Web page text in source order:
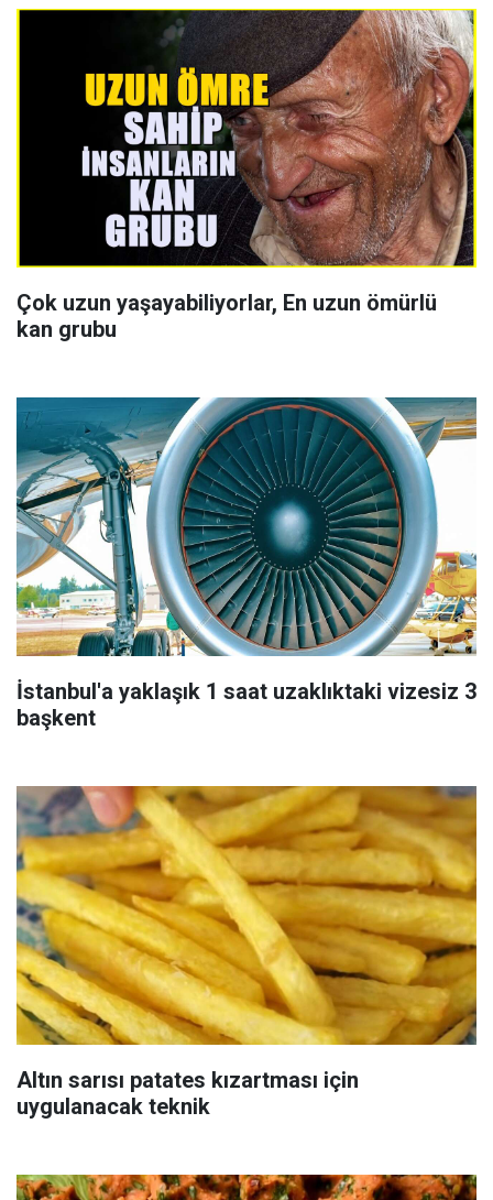
Çok uzun yaşayabiliyorlar, En uzun ömürlü
kan grubu
İstanbul'a yaklaşık 1 saat uzaklıktaki vizesiz 3
başkent
Altın sarısı patates kızartması için
uygulanacak teknik